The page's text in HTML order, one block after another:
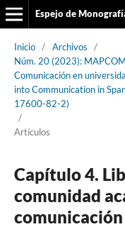
Espejo de
Inicio / Archivos
/
Núm. 20 (2023):
Comunicación en
into Communication in
17600-82-2)
/
Artículos
Capítulo 4.
comunidad
comunicación